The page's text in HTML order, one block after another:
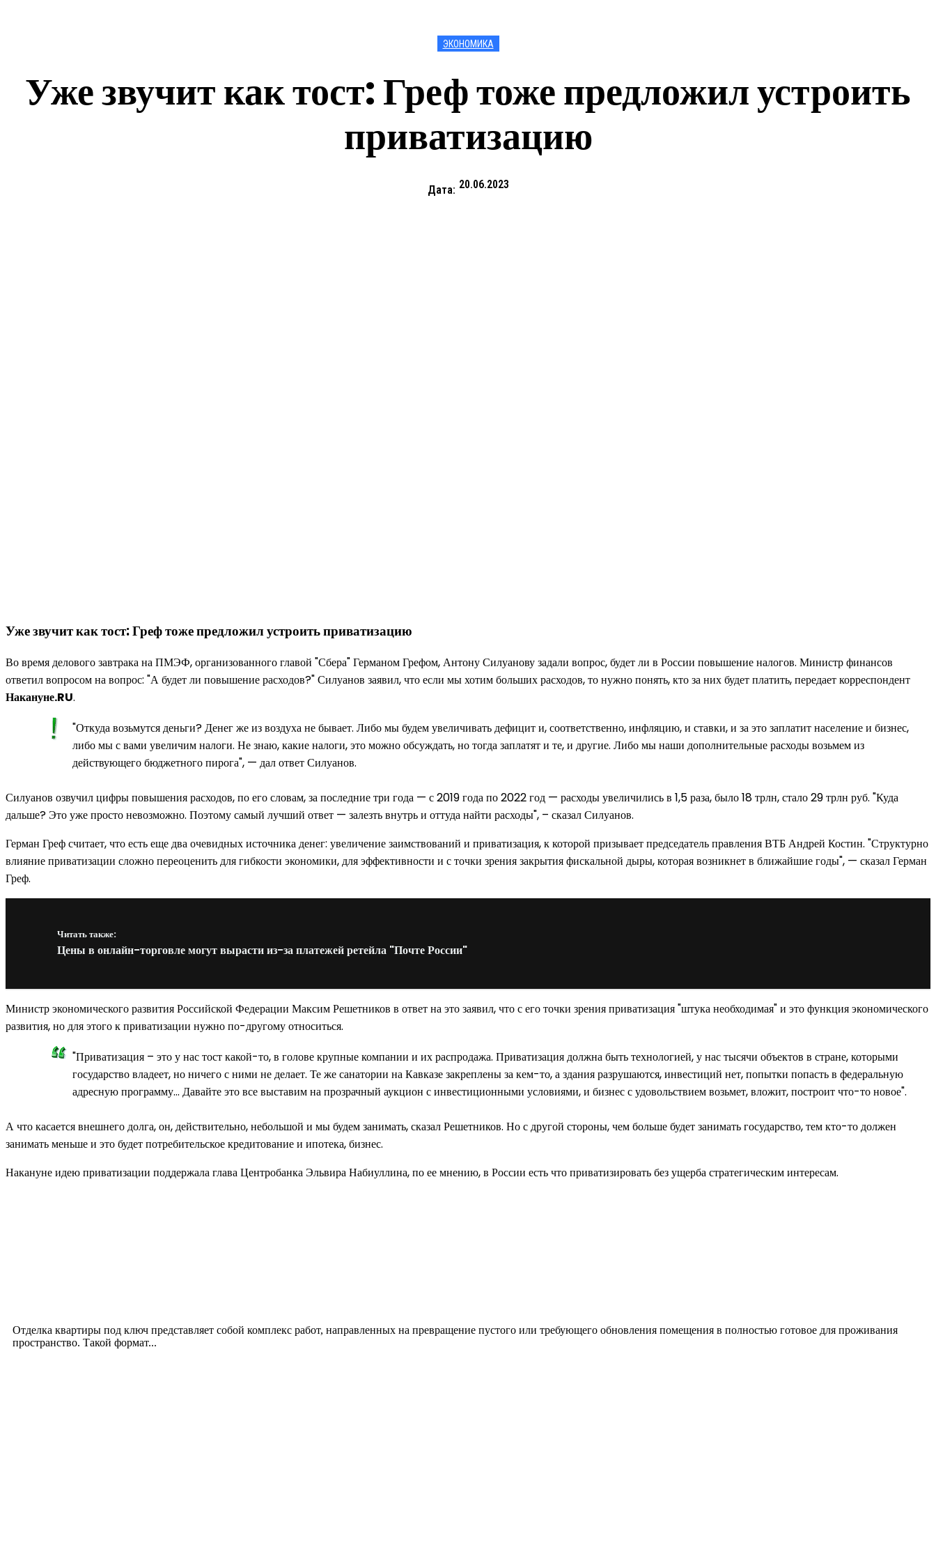
ЭКОНОМИКА
Уже звучит как тост: Греф тоже предложил устроить
приватизацию
Дата: 20.06.2023
Уже звучит как тост: Греф тоже предложил устроить приватизацию
Во время делового завтрака на ПМЭФ, организованного главой "Сбера" Германом Грефом, Антону Силуанову задали вопрос, будет ли в России повышение налогов. Министр финансов
ответил вопросом на вопрос: "А будет ли повышение расходов?" Силуанов заявил, что если мы хотим больших расходов, то нужно понять, кто за них будет платить, передает корреспондент
Накануне.RU.
"Откуда возьмутся деньги? Денег же из воздуха не бывает. Либо мы будем увеличивать дефицит и, соответственно, инфляцию, и ставки, и за это заплатит население и бизнес,
либо мы с вами увеличим налоги. Не знаю, какие налоги, это можно обсуждать, но тогда заплатят и те, и другие. Либо мы наши дополнительные расходы возьмем из
действующего бюджетного пирога", — дал ответ Силуанов.
Силуанов озвучил цифры повышения расходов, по его словам, за последние три года — с 2019 года по 2022 год — расходы увеличились в 1,5 раза, было 18 трлн, стало 29 трлн руб. "Куда
дальше? Это уже просто невозможно. Поэтому самый лучший ответ — залезть внутрь и оттуда найти расходы", – сказал Силуанов.
Герман Греф считает, что есть еще два очевидных источника денег: увеличение заимствований и приватизация, к которой призывает председатель правления ВТБ Андрей Костин. "Структурно
влияние приватизации сложно переоценить для гибкости экономики, для эффективности и с точки зрения закрытия фискальной дыры, которая возникнет в ближайшие годы", — сказал Герман
Греф.
Читать также:
Цены в онлайн-торговле могут вырасти из-за платежей ретейла "Почте России"
Министр экономического развития Российской Федерации Максим Решетников в ответ на это заявил, что с его точки зрения приватизация "штука необходимая" и это функция экономического
развития, но для этого к приватизации нужно по-другому относиться.
"Приватизация – это у нас тост какой-то, в голове крупные компании и их распродажа. Приватизация должна быть технологией, у нас тысячи объектов в стране, которыми
государство владеет, но ничего с ними не делает. Те же санатории на Кавказе закреплены за кем-то, а здания разрушаются, инвестиций нет, попытки попасть в федеральную
адресную программу… Давайте это все выставим на прозрачный аукцион с инвестиционными условиями, и бизнес с удовольствием возьмет, вложит, построит что-то новое".
А что касается внешнего долга, он, действительно, небольшой и мы будем занимать, сказал Решетников. Но с другой стороны, чем больше будет занимать государство, тем кто-то должен
занимать меньше и это будет потребительское кредитование и ипотека, бизнес.
Накануне идею приватизации поддержала глава Центробанка Эльвира Набиуллина, по ее мнению, в России есть что приватизировать без ущерба стратегическим интересам.
Отделка квартиры под ключ представляет собой комплекс работ, направленных на превращение пустого или требующего обновления помещения в полностью готовое для проживания
пространство. Такой формат...